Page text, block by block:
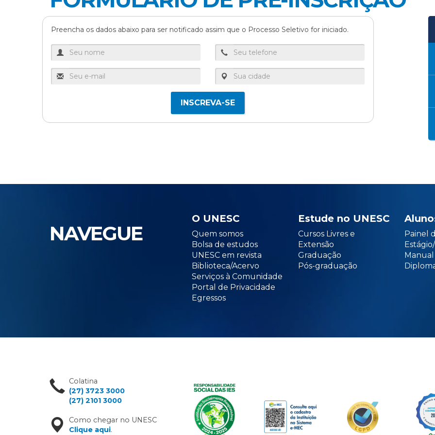
Valeria Angela Colombi Marchesi
Waleria Demoner Rossoni
Preencha os dados abaixo para ser notificado assim que o Processo Seletivo for iniciado.
INSCREVA-SE
NAVEGUE
O UNESC
Quem somos
Bolsa de estudos
UNESC em revista
Biblioteca/Acervo
Serviços à Comunidade
Portal de Privacidade
Egressos
Estude no UNESC
Cursos Livres e
Extensão
Graduação
Pós-graduação
Painel
Colatina
(27) 3723 3000
(27) 2101 3000
Como chegar no UNESC
Clique aqui.